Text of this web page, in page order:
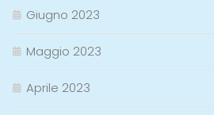
Giugno 2023
Maggio 2023
Aprile 2023